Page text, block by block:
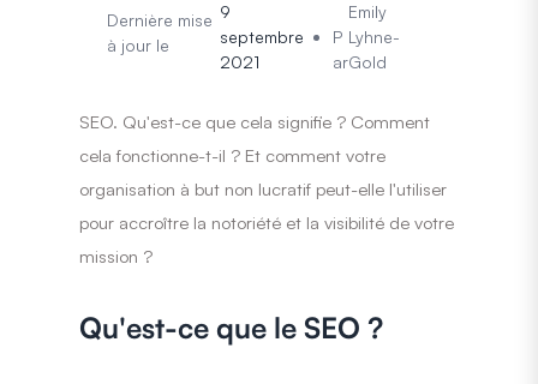
Dernière mise
à jour le
9
septembre
2021
P
ar
Emily
Lyhne-
Gold
SEO. Qu'est-ce que cela signifie ? Comment
cela fonctionne-t-il ? Et comment votre
organisation à but non lucratif peut-elle l'utiliser
pour accroître la notoriété et la visibilité de votre
mission ?
Qu'est-ce que le SEO ?